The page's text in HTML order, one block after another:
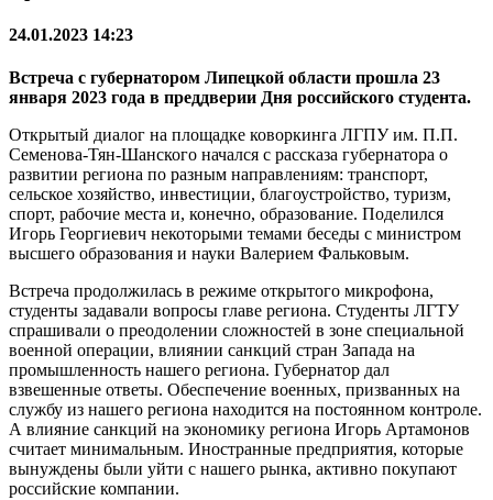
24.01.2023 14:23
Встреча с губернатором Липецкой области прошла 23
января 2023 года в преддверии Дня российского студента.
Открытый диалог на площадке коворкинга ЛГПУ им. П.П.
Семенова-Тян-Шанского начался с рассказа губернатора о
развитии региона по разным направлениям: транспорт,
сельское хозяйство, инвестиции, благоустройство, туризм,
спорт, рабочие места и, конечно, образование. Поделился
Игорь Георгиевич некоторыми темами беседы с министром
высшего образования и науки Валерием Фальковым.
Встреча продолжилась в режиме открытого микрофона,
студенты задавали вопросы главе региона. Студенты ЛГТУ
спрашивали о преодолении сложностей в зоне специальной
военной операции, влиянии санкций стран Запада на
промышленность нашего региона. Губернатор дал
взвешенные ответы. Обеспечение военных, призванных на
службу из нашего региона находится на постоянном контроле.
А влияние санкций на экономику региона Игорь Артамонов
считает минимальным. Иностранные предприятия, которые
вынуждены были уйти с нашего рынка, активно покупают
российские компании.